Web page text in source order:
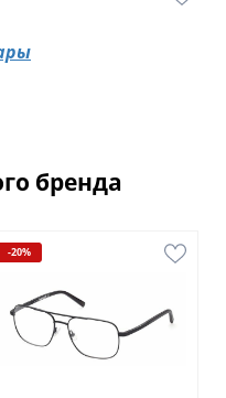
бренда
-20%